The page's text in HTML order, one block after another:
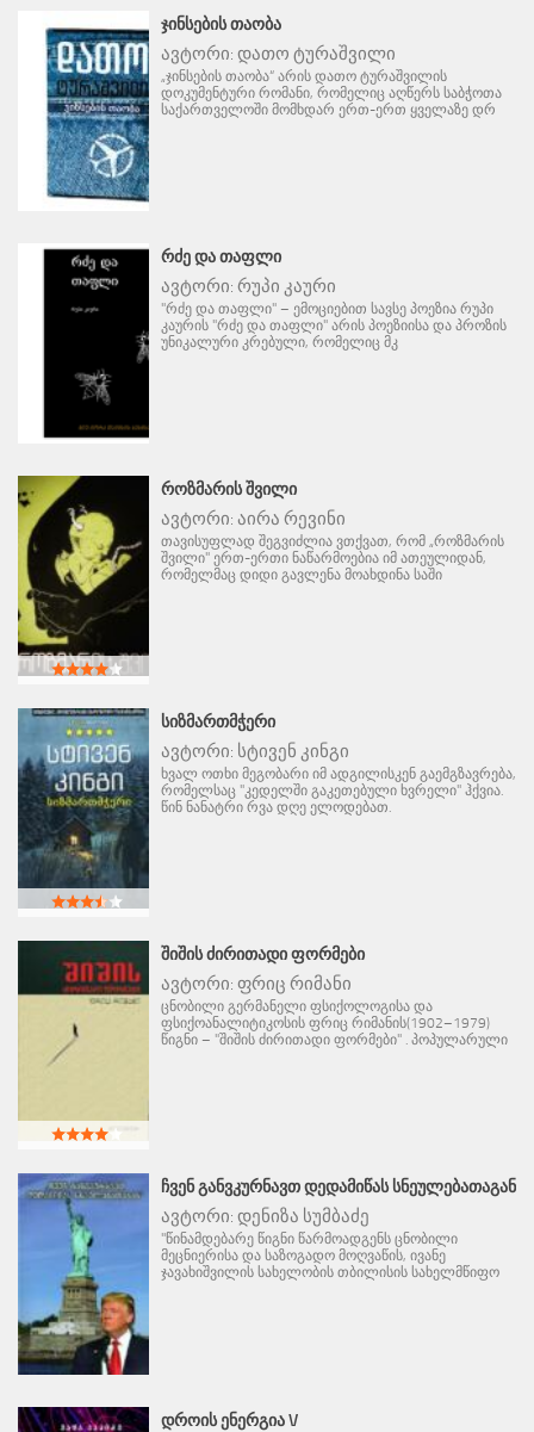
ᲯᲘᲜᲡᲔᲑᲘᲡ ᲗᲐᲝᲑᲐ
ავტორი: დათო ტურაშვილი
„ჯინსების თაობა“ არის დათო ტურაშვილის
დოკუმენტური რომანი, რომელიც აღწერს საბჭოთა
საქართველოში მომხდარ ერთ-ერთ ყველაზე დრ
ᲠᲫᲔ ᲓᲐ ᲗᲐᲤᲚᲘ
ავტორი: რუპი კაური
"რძე და თაფლი" – ემოციებით სავსე პოეზია რუპი
კაურის "რძე და თაფლი" არის პოეზიისა და პროზის
უნიკალური კრებული, რომელიც მკ
ᲠᲝᲖᲛᲐᲠᲘᲡ ᲨᲕᲘᲚᲘ
ავტორი: აირა რევინი
თავისუფლად შეგვიძლია ვთქვათ, რომ „როზმარის
შვილი" ერთ-ერთი ნაწარმოებია იმ ათეულიდან,
რომელმაც დიდი გავლენა მოახდინა საში
ᲡᲘᲖᲛᲐᲠᲗᲛᲭᲔᲠᲘ
ავტორი: სტივენ კინგი
ხვალ ოთხი მეგობარი იმ ადგილისკენ გაემგზავრება,
რომელსაც "კედელში გაკეთებული ხვრელი" ჰქვია.
წინ ნანატრი რვა დღე ელოდებათ.
ᲨᲘᲨᲘᲡ ᲫᲘᲠᲘᲗᲐᲓᲘ ᲤᲝᲠᲛᲔᲑᲘ
ავტორი: ფრიც რიმანი
ცნობილი გერმანელი ფსიქოლოგისა და
ფსიქოანალიტიკოსის ფრიც რიმანის(1902–1979)
წიგნი – "შიშის ძირითადი ფორმები" . პოპულარული
ᲩᲕᲔᲜ ᲒᲐᲜᲕᲙᲣᲠᲜᲐᲕᲗ ᲓᲔᲓᲐᲛᲘᲬᲐᲡ ᲡᲜᲔᲣᲚᲔᲑᲐᲗᲐᲒᲐᲜ
ავტორი: დენიზა სუმბაძე
"წინამდებარე წიგნი წარმოადგენს ცნობილი
მეცნიერისა და საზოგადო მოღვაწის, ივანე
ჯავახიშვილის სახელობის თბილისის სახელმწიფო
ᲓᲠᲝᲘᲡ ᲔᲜᲔᲠᲒᲘᲐ V